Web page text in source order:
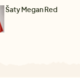
Šaty Megan Red